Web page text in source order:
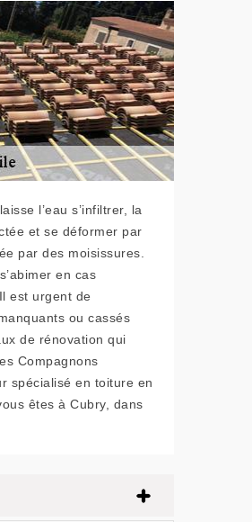
l’eau s’infiltrer, la
et se déformer par
par des moisissures.
en cas
est urgent de
ou cassés
de rénovation qui
Compagnons
spécialisé en toiture en
êtes à Cubry, dans